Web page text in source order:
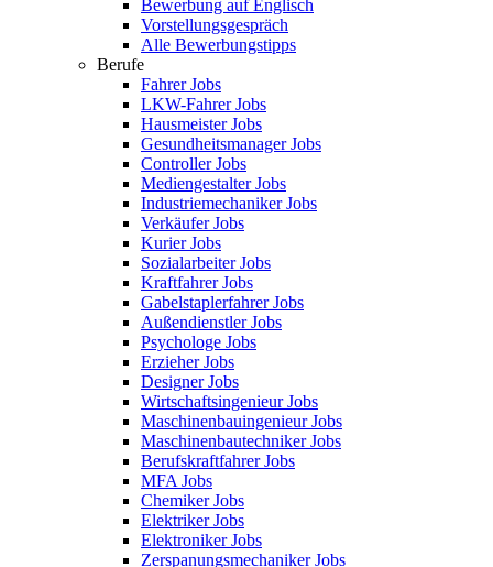
Bewerbung auf Englisch
Vorstellungsgespräch
Alle Bewerbungstipps
Berufe
Fahrer Jobs
LKW-Fahrer Jobs
Hausmeister Jobs
Gesundheitsmanager Jobs
Controller Jobs
Mediengestalter Jobs
Industriemechaniker Jobs
Verkäufer Jobs
Kurier Jobs
Sozialarbeiter Jobs
Kraftfahrer Jobs
Gabelstaplerfahrer Jobs
Außendienstler Jobs
Psychologe Jobs
Erzieher Jobs
Designer Jobs
Wirtschaftsingenieur Jobs
Maschinenbauingenieur Jobs
Maschinenbautechniker Jobs
Berufskraftfahrer Jobs
MFA Jobs
Chemiker Jobs
Elektriker Jobs
Elektroniker Jobs
Zerspanungsmechaniker Jobs